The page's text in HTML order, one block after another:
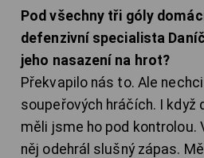
Pod všechny tři góly
defenzivní specialista
jeho nasazení na hrot?
Překvapilo nás to. Ale
soupeřových hráčích. I když
měli jsme ho pod kontrolou.
něj odehrál slušný zápas.